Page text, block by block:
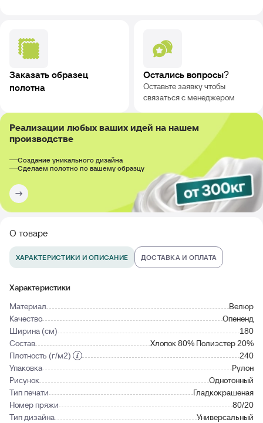
Заказать образец
полотна
Остались вопросы?
Оставьте заявку чтобы
связаться с менеджером
Реализации любых ваших идей на нашем
производстве
Создание уникального дизайна
Сделаем полотно по вашему образцу
О товаре
ХАРАКТЕРИСТИКИ И ОПИСАНИЕ ДОСТАВКА И ОПЛАТА
Характеристики
Материал
Велюр
Качество
Опененд
Ширина (см)
180
Состав
Хлопок 80% Полиэстер 20%
Плотность (г/м2)
240
Упаковка
Рулон
Рисунок
Однотонный
Тип печати
Гладкокрашеная
Номер пряжи
80/20
Тип дизайна
Универсальный